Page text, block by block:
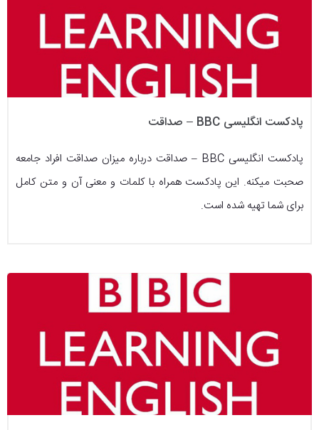
پادکست انگلیسی BBC – صداقت
پادکست انگلیسی BBC – صداقت درباره میزان صداقت افراد جامعه
صحبت میکنه. این پادکست همراه با کلمات و معنی آن و متن کامل
برای شما تهیه شده است.